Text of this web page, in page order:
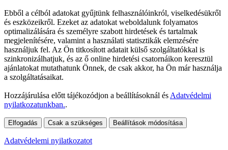
Ebből a célból adatokat gyűjtünk felhasználóinkról, viselkedésükről
és eszközeikről. Ezeket az adatokat weboldalunk folyamatos
optimalizálására és személyre szabott hirdetések és tartalmak
megjelenítésére, valamint a használati statisztikák elemzésére
használjuk fel. Az Ön titkosított adatait külső szolgáltatókkal is
szinkronizálhatjuk, és az ő online hirdetési csatornáikon keresztül
ajánlatokat mutathatunk Önnek, de csak akkor, ha Ön már használja
a szolgáltatásaikat.
Hozzájárulása előtt tájékozódjon a beállításoknál és Adatvédelmi
nyilatkozatunkban..
Elfogadás Csak a szükséges Beállítások módosítása
Adatvédelemi nyilatkozatot